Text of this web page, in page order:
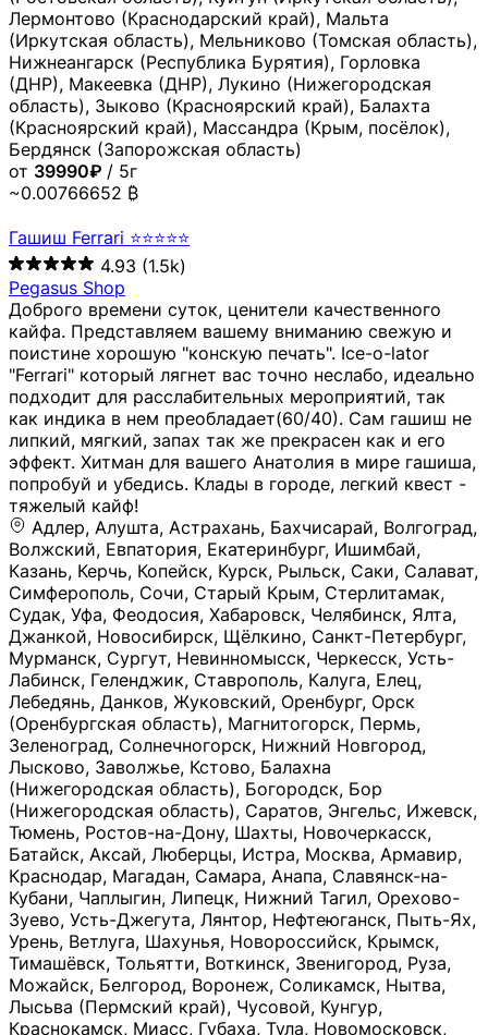
Лермонтово (Краснодарский край), Мальта
(Иркутская область), Мельниково (Томская область),
Нижнеангарск (Республика Бурятия), Горловка
(ДНР), Макеевка (ДНР), Лукино (Нижегородская
область), Зыково (Красноярский край), Балахта
(Красноярский край), Массандра (Крым, посёлок),
Бердянск (Запорожская область)
от 39990₽ / 5г
~0.00766652 ₿
Гашиш Ferrari ⭐⭐⭐⭐⭐
4.93 (1.5k)
Pegasus Shop
Доброго времени суток, ценители качественного
кайфа. Представляем вашему вниманию свежую и
поистине хорошую "конскую печать". Ice-o-lator
"Ferrari" который лягнет вас точно неслабо, идеально
подходит для расслабительных мероприятий, так
как индика в нем преобладает(60/40). Сам гашиш не
липкий, мягкий, запах так же прекрасен как и его
эффект. Хитман для вашего Анатолия в мире гашиша,
попробуй и убедись. Клады в городе, легкий квест -
тяжелый кайф!
Адлер, Алушта, Астрахань, Бахчисарай, Волгоград, Волжский, Евпатория, Екатеринбург, Ишимбай, Казань, Керчь, Копейск, Курск, Рыльск, Саки, Салават, Симферополь, Сочи, Старый Крым, Стерлитамак, Судак, Уфа, Феодосия, Хабаровск, Челябинск, Ялта, Джанкой, Новосибирск, Щёлкино, Санкт-Петербург, Мурманск, Сургут, Невинномысск, Черкесск, Усть-Лабинск, Геленджик, Ставрополь, Калуга, Елец, Лебедянь, Данков, Жуковский, Оренбург, Орск (Оренбургская область), Магнитогорск, Пермь, Зеленоград, Солнечногорск, Нижний Новгород, Лысково, Заволжье, Кстово, Балахна (Нижегородская область), Богородск, Бор (Нижегородская область), Саратов, Энгельс, Ижевск, Тюмень, Ростов-на-Дону, Шахты, Новочеркасск, Батайск, Аксай, Люберцы, Истра, Москва, Армавир, Краснодар, Магадан, Самара, Анапа, Славянск-на-Кубани, Чаплыгин, Липецк, Нижний Тагил, Орехово-Зуево, Усть-Джегута, Лянтор, Нефтеюганск, Пыть-Ях, Урень, Ветлуга, Шахунья, Новороссийск, Крымск, Тимашёвск, Тольятти, Воткинск, Звенигород, Руза, Можайск, Белгород, Воронеж, Соликамск, Нытва, Лысьва (Пермский край), Чусовой, Кунгур, Краснокамск, Миасс, Губаха, Тула, Новомосковск, Донской, Омск, Льгов, Мытищи, Королёв, Ивантеевка, Балашиха, Семилуки, Кудымкар, Старый Оскол, Оса (Пермский край), Одинцово (Московская область), Ханты-Мансийск, Лабинск, Темрюк, Курганинск, Белореченск (Краснодарский край), Алупкa, Губкин, Рязань, Калининград, Усть-Илимск, Фрязино, Минеральные Воды, Пятигорск, Кострома, Ярославль, Коркино, Верхняя Пышма, Подольск, Красноярск, Смоленск, Долгопрудный, Чебоксары, Калачинск, Канск, Киров (Кировская область), Вологда, Рославль, Владивосток, Обнинск, Балабаново (Калужская область), Малоярославец, Брянск, Видное, Ярцево, Вязьма, Гагарин, Приволжск, Фурманов, Чайковский, Кинешма, Горячий Ключ, Улан-Удэ, Туймазы, Дюртюли, Альметьевск, Нефтекамск, Хадыженск, Апшеронск, Майкоп, Уссурийск, Ульяновск, Гатчина, Луга (Ленинградская область), Надым, Ногинск, Электросталь, Железнодорожный (Московская область), Бутурлиновка, Кириллов, Краснознаменск (Калиниградская область), Мышкин, Томмот, Холм, Абакан, Абдулино, Агидель, Агрыз, Адыгейск, Азнакаево, Алатырь, Алдан, Алейск, Александров, Александровск, Алексеевка (Белгородская обл.), Алексин, Амурск, Анадырь, Ангарск, Андреаполь, Анжеро-Судженск, Анива, Апатиты, Арамиль, Ардон, Арзамас, Аркадак, Арсеньев, Артём, Артёмовский, Архангельск, Асбест, Асино, Аткарск, Ахтубинск, Аша, Бабаево (Вологодская область), Бавлы (Республика Татарстан), Байкальск, Бакал, Баксан, Балаклава, Балаково (Саратовская область), Балашов (Саратовская область), Балтийск, Барабинск, Барнаул, Барыш (Ульяновская область), Бежецк, Белая Калитва (Ростовская область), Белебей, Белогорск (Крым), Белозерск, Белокуриха, Беломорск, Белоозёрский (Московская область), Белорецк (Республика Башкортостан), Кызыл, Белоярский (Ханты-Мансийский АО), Бердск, Березники (Пермский край), Берёзовский (Кемеровская область), Берёзовский (Свердловская область), Беслан, Бийск, Бикин, Билибино, Биробиджан, Благовещенск (Амурская область), Благовещенск (Башкортостан), Бобров, Богородицк, Боготол, Богучар, Бокситогорск (Ленинградская область), Бологое (Тверская область), Болхов, Большой Камень (Приморский край), Борисоглебск (Воронежская область), Боровичи (Новгородская область), Боровск, Бородино, Братск, Бронницы (Московская область), Бугульма (Республика Татарстан), Бугуруслан (Оренбургская область), Буинск, Буй, Буйнакск, Валдай, Валуйки, Велиж, Великие Луки, Великий Новгород, Великий Устюг, Вельск, Венёв, Верещагино, Верхнеуральск, Верхний Уфалей, Верхняя Салда, Верхняя Тура, Весьегонск, Вилючинск, Вихоревка, Вичуга, Владикавказ, Волгодонск, Волгореченск, Володарск, Волосово, Волчанск, Вольск, Воркута, Ворсма, Всеволожск (Ленинградская область), Вуктыл, Выкса, Высоковск, Высоцк, Вытегра, Вышний Волочёк, Вяземский, Вязники, Вятские Поляны, Нея, Шилка, Гаврилов Посад, Гаврилов-Ям, Гай, Галич, Гдов, Голицыно, Горно-Алтайск, Горнозаводск, Горняк, Городец, Гороховец, Гремячинск, Грозный, Грязи, Грязовец, Губкинский, Гуково, Гулькевичи, Гурьевск (Калининградская область), Гурьевск (Кемеровская область), Гусев, Гусь-Хрустальный, Давлеканово, Далматово, Дальнегорск, Дегтярск, Дедовск, Демидов, Дербент, Десногорск, Дзержинск, Дзержинский (Московская область), Дивногорск, Димитровград, Дмитровск, Дно, Добрянка, Долинск, Домодедово, Донецк (ДНР), Дорогобуж, Дрезна, Дубна, Дудинка, Духовщина, Дятьково, Егорьевск, Елабуга, Елизово, Ельня (Будет изменено название), Емва, Енисейск, Ермолино, Ершов, Ессентуки, Ефремов, Железноводск, Железногорск (Красноярский край), Железногорск (Курская область), Железногорск-Илимский, Жигулёвск, Жиздра, Жирновск, Жуков, Жуковка, Заводоуковск, Заволжск, Задонск, Заинск, Заозёрный, Заозёрск, Западная Двина, Заполярный, Зарайск, Заречный (Пензенская область), Заречный (Свердловская область), Заринск, Звенигово, Зверево, Зеленогорск ( Ленинградская обл. ), Зеленоградск, Зеленодольск, Зеленокумск, Зерноград, Зима, Змеиногорск, Зубцов, Ивангород, Иваново, Ивдель, Избербаш, Изобильный, Иланский, Инза, Инкерман, Инта, Ипатово, Искитим, Йошкар-Ола, Кадников, Калач, Калач-на-Дону, Калининск, Калтан, Калязин, Камбарка, Каменка (Пензенская область), Каменногорск (Ленинградская область), Каменск-Уральский, Каменск-Шахтинский, Камень-на-Оби, Камешково, Камышин, Канаш, Кандалакша, Карабаново, Карабаш, Карачаевск, Каргат, Каргополь, Карпинск, Карталы, Касимов, Касли, Каспийск, Катав-Ивановск, Катайск, Качканар, Кашин, Кашира, Кемерово, Кемь, Кизел, Кизилюрт, Кизляр, Кимовск, Кимры, Кингисепп, Кинель, Киреевск, Киренск, Киржач, Кириши, Кирово-Чепецк, Кировск (Ленинградская область), Кировск (Мурманская область), Кирсанов, Киселёвск, Кисловодск, Климовск, Клинцы, Княгинино, Ковдор, Ковров, Когалым, Козельск, Козьмодемьянск, Кола, Кологрив, Колпашево, Колпино, Кольчугино, Комсомольск, Комсомольск-на-Амуре, Конаково, Кондопога, Кондрово, Константиновск, Кораблино, Кореновск, Корсаков, Коряжма, Костерёво, Костомукша, Котельники, Котельниково, Котельнич, Котлас, Котовск, Кохма, Красноармейск (Московская область), Краснозаводск, Краснознаменск (Московская область), Краснокаменск, Краснослободск (Волгоградская область), Краснотурьинск, Красноуральск, Красный Сулин, Кремёнки, Кропоткин, Кубинка, Кувшиново (Тверская область), Кудрово, Кулебаки, Кумертау, Курлово, Куровское, Куртамыш, Курчатов, Куса, Кушва, Кыштым, Лабытнанги, Лагань, Лаишево (Республика Татарстан), Лакинск, Лангепас, Лахденпохья, Ленинск-Кузнецкий, Ленск (Республика Саха), Лермонтов (Ставропольский край), Лесозаводск (Приморский край), Лесосибирск, Ливны (Орловская область), Ликино-Дулёво, Липки (Тульская область), Лиски (Воронежская область), Лихославль, Лодейное Поле, Ломоносов (Санкт-Петербург), Лосино-Петровский, Лукоянов, Луховицы, Лыткарино, Любань (Ленинградская область), Любим, Людиново, Магас, Майский, Макаров, Малая Вишера, Малгобек, Мамадыш, Мамоново, Мантурово, Маркс, Махачкала, Мглин, Мегион, Медвежьегорск, Медногорск, Медынь, Меленки, Мелеуз, Менделеевск, Мещовск, Микунь, Миллерово, Минусинск, Миньяр, Мирный (Архангельская область), Мирный (Якутия), Михайловка (Город), Михайловск (Свердловская область), Михайловск (Ставропольский край), Могоча, Можга, Моздок, Мончегорск, Морозовск, Моршанск, Мосальск, Муравленко, Мурино, Муром, Мценск, Мыски, Набережные Челны, Навашино (Нижегородская область), Назарово (Красноярский край), Назрань, Нальчик, Наро-Фоминск, Нарткала, Нарьян-Мар, Находка, Невель (Псковская область), Невельск, Невьянск, Нелидово (Тверская область), Неман, Нерехта (Костромская область), Нерюнгри, Нестеров, Нефтегорск (Самарская область), Нефтекумск, Нижневартовск, Нижнекамск (Республика Татарстан), Нижнеудинск, Нижние Серги, Нижний Ломов, Нижняя Тура, Николаевск-на-Амуре, Никольск (Вологодская область), Никольск (Пензенская область), Новая Ладога, Новая Ляля, Новоалександровск, Новоалтайск, Нововоронеж, Новодвинск, Новозыбков, Новокубанск, Новокуйбышевск, Новомичуринск, Новопавловск, Новоржев, Новосокольники, Новотроицк, Новоульяновск, Новоуральск, Новохопёрск, Новочебоксарск, Новошахтинск, Новый Оскол, Новый Уренгой, Норильск, Нурлат, Нягань, Нязепетровск, Няндома, Облучье, Обоянь, Озёрск (Калининградская область), Озёрск (Челябинская область), Озёры, Октябрьск (Самарская область), Октябрьский (Башкортостан), Окуловка (Новгородская область), Оленегорск, Олонец, Онега, Опочка, Осинники, Осташков, Остров, Острогожск, Отрадный, Оха, Павлово, Павловск (Воронежская область), Павловск (Санкт-Петербург), Павловский Посад, Партизанск, Певек, Пенза, Первоуральск, Перевоз, Пересвет, Переславль-Залесский, Пестово (Новгородская область), Петрозаводск, Петропавловск-Камчатский, Печоры, Пикалёво, Пионерский, Питкяранта, Плавск, Плёс, Подпорожье, Покачи, Покров, Покровск, Полесск, Полысаево, Полярные Зори, Полярный, Поронайск, Порхов, Похвистнево, Почеп, Починок, Пошехонье, Правдинск, Приморск (Калининградская область), Приморско-Ахтарск, Приозерск, Прокопьевск, Протвино, Прохладный, Пугачёв, Пудож, Пустошка, Пушкино, Пущино, Пыталово, Радужный (Владимирская область), Радужный (Ханты-Мансийский АО), Райчихинск, Раменское, Рассказово, Ревда, Реж, Реутов, Родники, Россошь, Ростов (Ярославская обл.), Рошаль, Ртищево, Рубцовск, Рузаевка, Рыбинск, Рыбное, Ряжск, Салехард, Сальск, Саранск, Сарапул, Саров, Сасово, Сатка, Сафоново, Саяногорск, Саянск, Светлогорск, Светлоград, Светлый, Светогорск (Ленинградская область), Свободный, Себеж, Северобайкальск, Северодвинск, Североуральск, Сегежа, Семикаракорск, Сенгилей, Серафимович, Сергач, Сергиев Посад, Сердобск, Сертолово (Ленинградская область), Сестрорецк (Ленинградская область), Сибай, Скопин, Славгород, Сланцы, Слободской, Слюдянка, Собинка, Советск (Кировская область), Советск (Калининградская область), Советск (Тульская область), Советская Гавань, Советский (Ханты-Мансийский АО), Сокол (Вологодская область), Солигалич, Соль-Илецк, Сольцы, Сортавала, Сосенский, Сосновоборск, Сосновый Бор (Ленинградская область), Сосногорск, Спас-Клепики, Спасск-Рязанский, С